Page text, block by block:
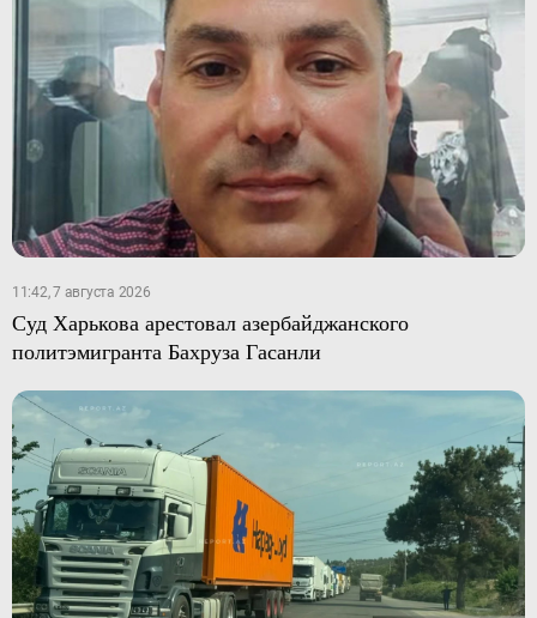
11:42, 7 августа 2026
Суд Харькова арестовал азербайджанского
политэмигранта Бахруза Гасанли